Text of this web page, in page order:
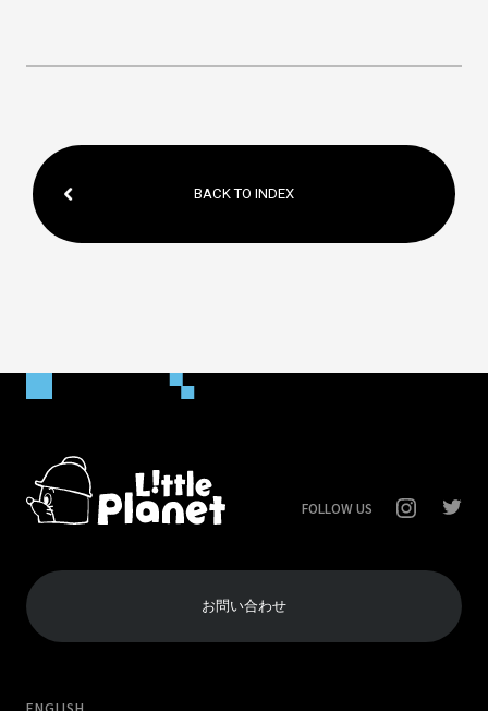
BACK TO INDEX
FOLLOW US
お問い合わせ
ENGLISH